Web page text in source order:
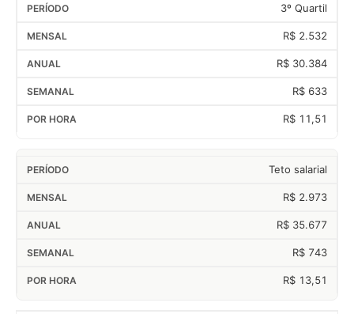
3º Quartil
R$ 2.532
R$ 30.384
R$ 633
R$ 11,51
Teto salarial
R$ 2.973
R$ 35.677
R$ 743
R$ 13,51